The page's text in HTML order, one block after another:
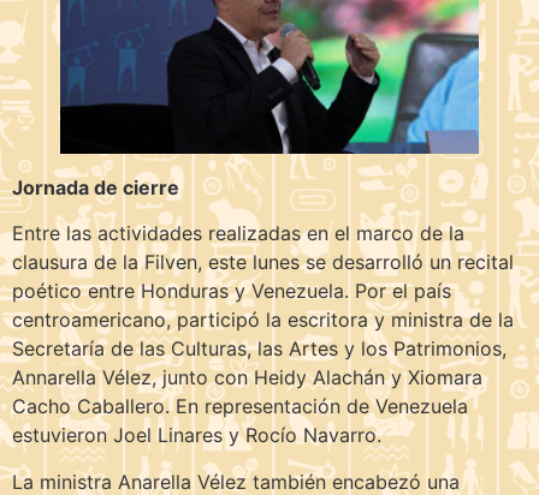
Jornada de cierre
Entre las actividades realizadas en el marco de la
clausura de la Filven, este lunes se desarrolló un recital
poético entre Honduras y Venezuela. Por el país
centroamericano, participó la escritora y ministra de la
Secretaría de las Culturas, las Artes y los Patrimonios,
Annarella Vélez, junto con Heidy Alachán y Xiomara
Cacho Caballero. En representación de Venezuela
estuvieron Joel Linares y Rocío Navarro.
La ministra Anarella Vélez también encabezó una